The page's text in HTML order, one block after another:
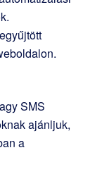
SMS
ajánljuk,
a